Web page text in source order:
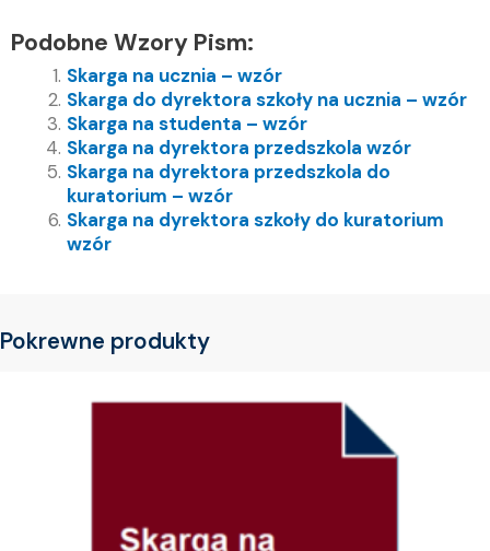
Podobne Wzory Pism:
Skarga na ucznia – wzór
Skarga do dyrektora szkoły na ucznia – wzór
Skarga na studenta – wzór
Skarga na dyrektora przedszkola wzór
Skarga na dyrektora przedszkola do
kuratorium – wzór
Skarga na dyrektora szkoły do kuratorium
wzór
Pokrewne produkty